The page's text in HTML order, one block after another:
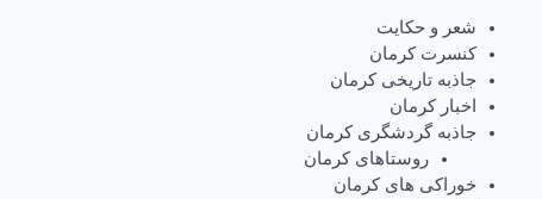
شعر و حکایت
کنسرت کرمان
جاذبه تاریخی کرمان
اخبار کرمان
جاذبه گردشگری کرمان
روستاهای کرمان
خوراکی های کرمان